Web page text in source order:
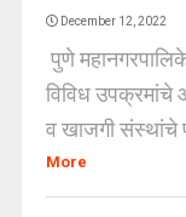
December 12, 2022
पुणे
विविध
व खाजगी संस्थांचे
More